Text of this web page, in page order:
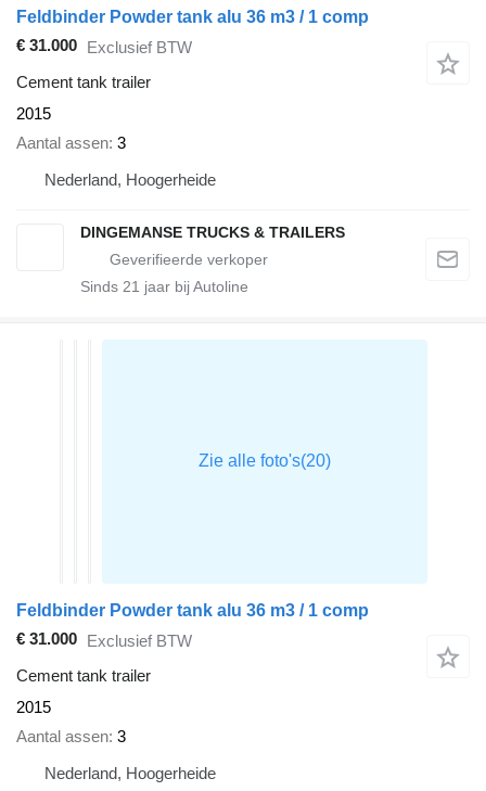
Feldbinder Powder tank alu 36 m3 / 1 comp
€ 31.000 Exclusief BTW
Cement tank trailer
2015
Aantal assen 3
Nederland, Hoogerheide
DINGEMANSE TRUCKS & TRAILERS
Sinds 21 jaar bij Autoline
Feldbinder Powder tank alu 36 m3 / 1 comp
€ 31.000 Exclusief BTW
Cement tank trailer
2015
Aantal assen 3
Nederland, Hoogerheide